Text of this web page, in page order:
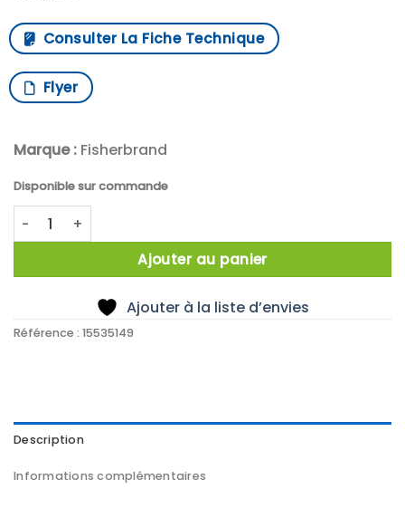
Consulter La Fiche Technique
Flyer
Marque : Fisherbrand
Disponible sur commande
quantité de Poids etalon cylindrique 5g F2 inox cert
Ajouter au panier
Ajouter à la liste d’envies
Référence : 15535149
Description
Informations complémentaires